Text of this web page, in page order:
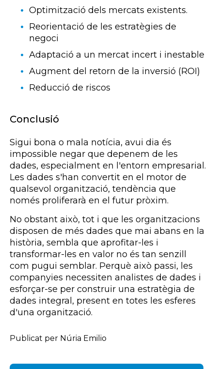
Optimització dels mercats existents.
Reorientació de les estratègies de
negoci
Adaptació a un mercat incert i inestable
Augment del retorn de la inversió (ROI)
Reducció de riscos
Conclusió
Sigui bona o mala notícia, avui dia és
impossible negar que depenem de les
dades, especialment en l'entorn empresarial.
Les dades s'han convertit en el motor de
qualsevol organització, tendència que
només proliferarà en el futur pròxim.
No obstant això, tot i que les organitzacions
disposen de més dades que mai abans en la
història, sembla que aprofitar-les i
transformar-les en valor no és tan senzill
com pugui semblar. Perquè això passi, les
companyies necessiten analistes de dades i
esforçar-se per construir una estratègia de
dades integral, present en totes les esferes
d'una organització.
Publicat per Núria Emilio